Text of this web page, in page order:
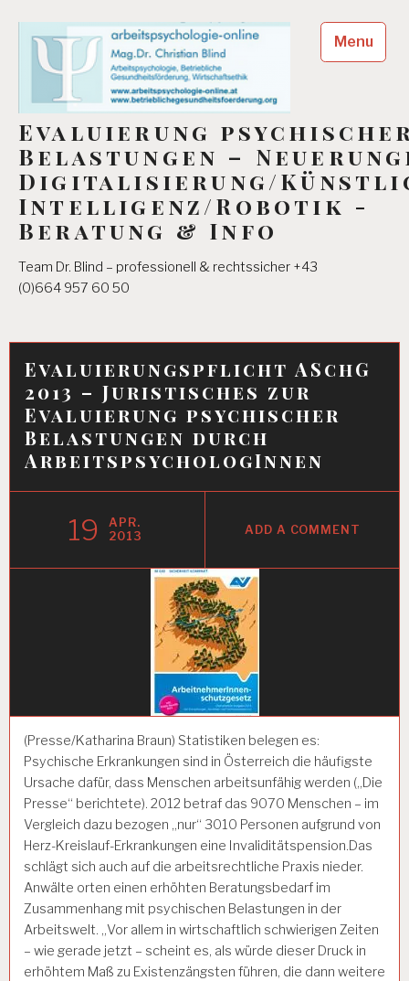
content
Evaluierung
Belastungen –
Digitalisierung/
Intelligenz/Robotik -
Beratung & Info
Team Dr. Blind – professionell & rechtssicher +43
(0)664 957 60 50
Menu
Evaluierungspflicht ASchG
2013 – Juristisches zur
Evaluierung psychischer
Belastungen durch
ArbeitspsychologInnen
19
APR.
2013
ADD A COMMENT
(Presse/Katharina Braun) Statistiken belegen es:
Psychische Erkrankungen sind in Österreich die häufigste
Ursache dafür, dass Menschen arbeitsunfähig werden („Die
Presse“ berichtete). 2012 betraf das 9070 Menschen – im
Vergleich dazu bezogen „nur“ 3010 Personen aufgrund von
Herz-Kreislauf-Erkrankungen eine Invaliditätspension.Das
schlägt sich auch auf die arbeitsrechtliche Praxis nieder.
Anwälte orten einen erhöhten Beratungsbedarf im
Zusammenhang mit psychischen Belastungen in der
Arbeitswelt. „Vor allem in wirtschaftlich schwierigen Zeiten
– wie gerade jetzt – scheint es, als würde dieser Druck in
erhöhtem Maß zu Existenzängsten führen, die dann weitere